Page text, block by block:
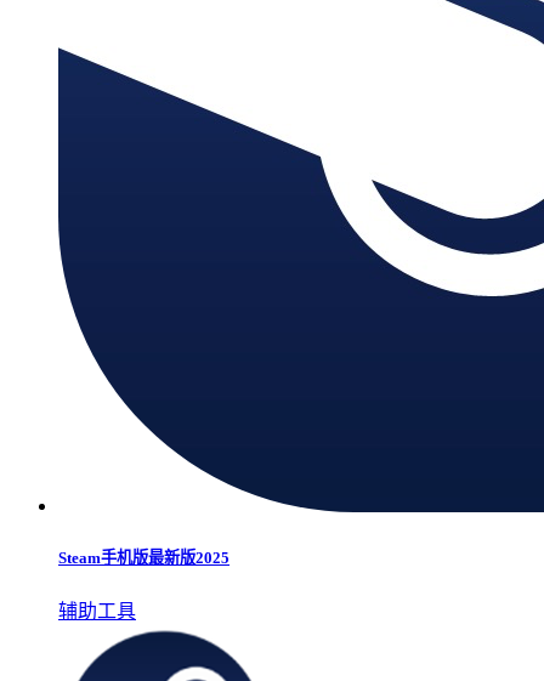
Steam手机版最新版2025
辅助工具